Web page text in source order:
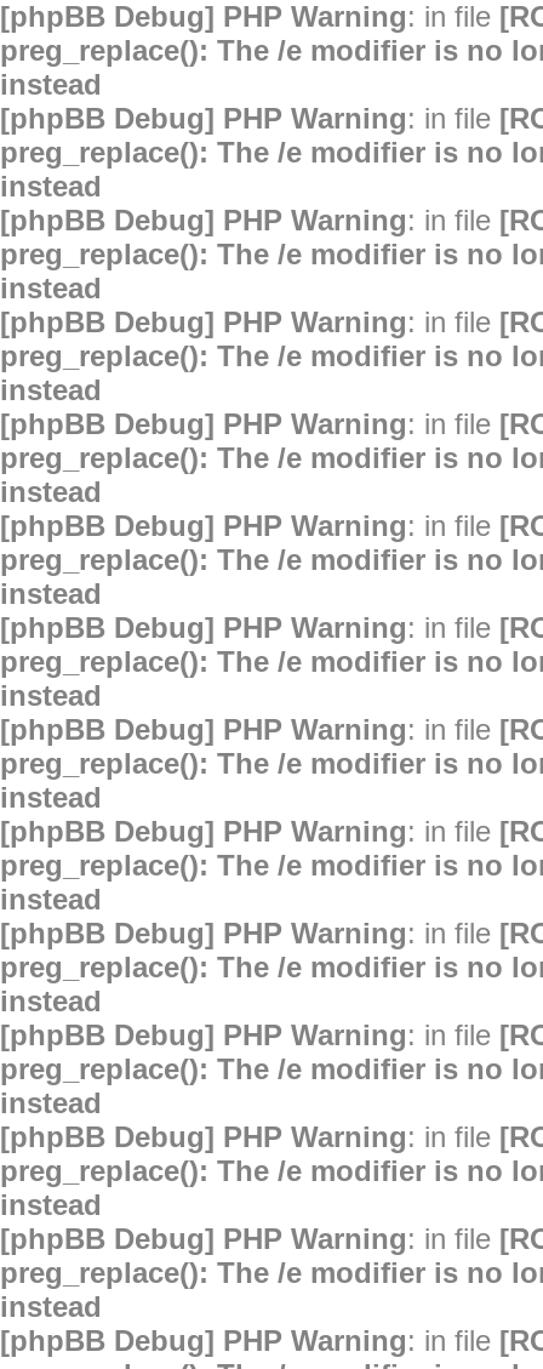
[phpBB Debug] PHP Warning: in file
preg_replace(): The /e modifier is no
instead
[phpBB Debug] PHP Warning: in file
preg_replace(): The /e modifier is no
instead
[phpBB Debug] PHP Warning: in file
preg_replace(): The /e modifier is no
instead
[phpBB Debug] PHP Warning: in file
preg_replace(): The /e modifier is no
instead
[phpBB Debug] PHP Warning: in file
preg_replace(): The /e modifier is no
instead
[phpBB Debug] PHP Warning: in file
preg_replace(): The /e modifier is no
instead
[phpBB Debug] PHP Warning: in file
preg_replace(): The /e modifier is no
instead
[phpBB Debug] PHP Warning: in file
preg_replace(): The /e modifier is no
instead
[phpBB Debug] PHP Warning: in file
preg_replace(): The /e modifier is no
instead
[phpBB Debug] PHP Warning: in file
preg_replace(): The /e modifier is no
instead
[phpBB Debug] PHP Warning: in file
preg_replace(): The /e modifier is no
instead
[phpBB Debug] PHP Warning: in file
preg_replace(): The /e modifier is no
instead
[phpBB Debug] PHP Warning: in file
preg_replace(): The /e modifier is no
instead
[phpBB Debug] PHP Warning: in file